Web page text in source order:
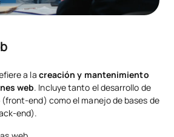
a la creación y mantenimiento
web. Incluye tanto el desarrollo de
end) como el manejo de bases de
end).